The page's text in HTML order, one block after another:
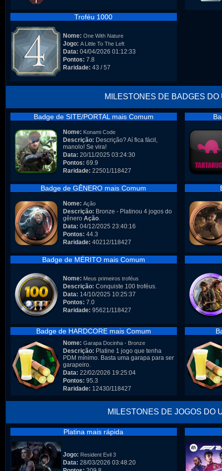
Troféu 1000
Nome: One With Nature
Jogo: A Little To The Left
Data: 04/04/2026 01:12:33
Pontos: 7.8
Raridade: 43 / 57
MILESTONES DE BADGES DO
Badge de SITE/PORTAL mais Comum
Nome: Konami Code
Descrição: Descrição? Aí fica fácil,
manolo! Se vira!
Data: 20/11/2025 03:24:30
Pontos: 69.9
Raridade: 22501/118427
Badge de GÊNERO mais Comum
Nome: Ação
Descrição: Bronze - Platinou 4 jogos do
gênero Ação.
Data: 04/12/2025 23:40:16
Pontos: 44.3
Raridade: 40212/118427
Badge de MÉRITO mais Comum
Nome: Meus primeiros troféus
Descrição: Conquiste 100 troféus.
Data: 14/10/2025 10:25:37
Pontos: 7.0
Raridade: 95621/118427
Badge de HARDCORE mais Comum
Nome: Garapa Docinha - Bronze
Descrição: Platine 1 jogo que tenha
PDM mínimo. Basta uma garapa para ser
garapeiro.
Data: 22/02/2026 19:25:04
Pontos: 95.3
Raridade: 12430/118427
MILESTONES DE JOGOS DO
Platina mais rápida
Jogo: Resident Evil 3
Data: 28/03/2026 03:48:20